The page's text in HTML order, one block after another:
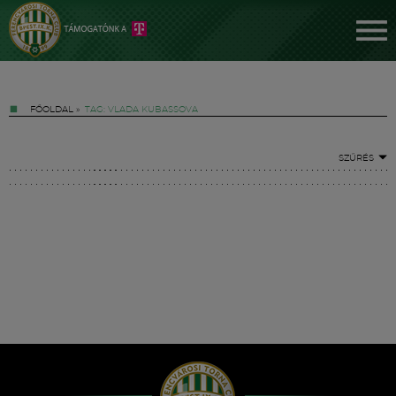
FŐOLDAL » TAG: VLADA KUBASSOVA
SZŰRÉS
Hírek